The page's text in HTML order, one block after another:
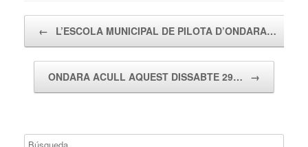
← L’ESCOLA MUNICIPAL DE PILOTA D’ONDARA…
ONDARA ACULL AQUEST DISSABTE 29… →